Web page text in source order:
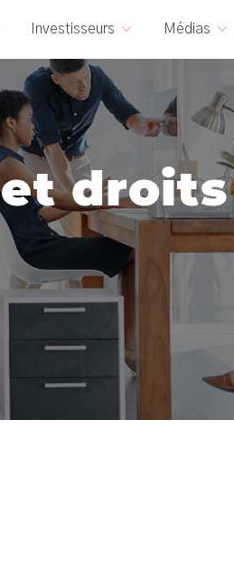
Investisseurs Médias
et droits